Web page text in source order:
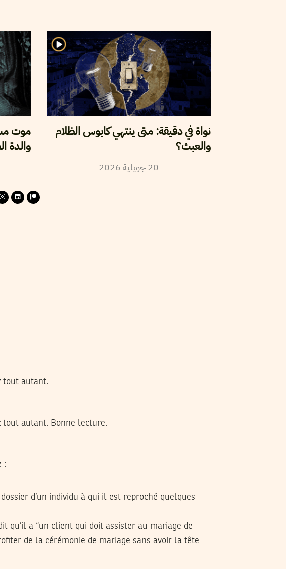
موت
والدة
نواة في دقيقة: متى ينتهي كابوس الظلام
والعبث؟
20جويلية2026
tout autant.
tout autant. Bonne lecture.
:
d’un individu à qui il est reproché quelques
qu’il a “un client qui doit assister au mariage de
de la cérémonie de mariage sans avoir la tête